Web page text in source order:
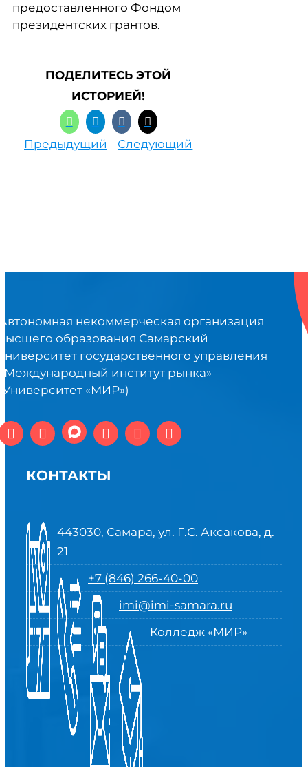
предоставленного Фондом
президентских грантов.
ПОДЕЛИТЕСЬ ЭТОЙ
ИСТОРИЕЙ!
Предыдущий Следующий
некоммерческая организация
образования Самарский
государственного управления
институт рынка»
«МИР»)
КОНТАКТЫ
443030, Самара, ул. Г.С. Аксакова, д.
21
+7 (846) 266-40-00
imi@imi-samara.ru
Колледж «МИР»